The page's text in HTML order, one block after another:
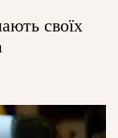
своїх